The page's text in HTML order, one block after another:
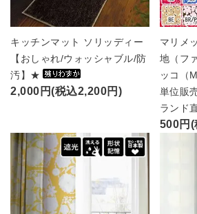
キッチンマット ソリッディー
【おしゃれ/ウォッシャブル/防
汚】★
2,000円(税込2,200円)
マリメ
地（フ
ッコ（
単位販
ランド
500円(